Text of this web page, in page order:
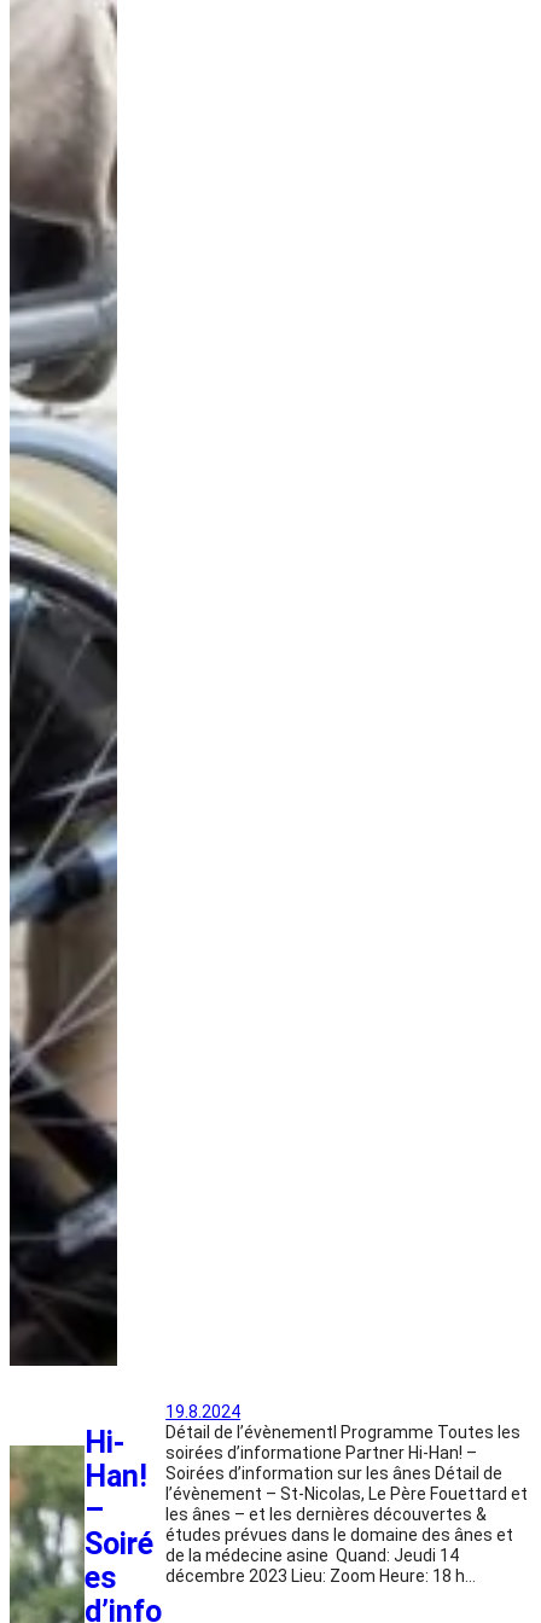
Hi-
Han!
–
Soiré
es
d’info
19.8.2024
Détail de l’évènementl Programme Toutes les
soirées d’informatione Partner Hi-Han! –
Soirées d’information sur les ânes Détail de
l’évènement – St-Nicolas, Le Père Fouettard et
les ânes – et les dernières découvertes &
études prévues dans le domaine des ânes et
de la médecine asine Quand: Jeudi 14
décembre 2023 Lieu: Zoom Heure: 18 h…